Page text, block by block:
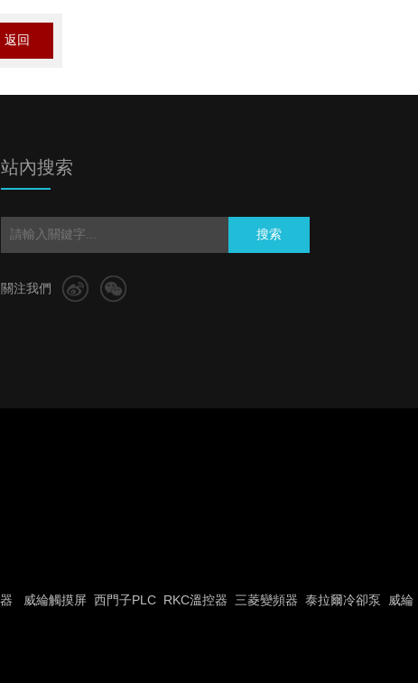
返回
站內搜索
搜索
關注我們
威綸觸摸屏 西門子PLC RKC溫控器 三菱變頻器 泰拉爾冷卻泵
威綸